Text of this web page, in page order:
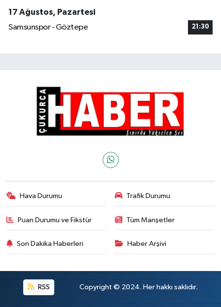
17 Ağustos, Pazartesi
Samsunspor - Göztepe
21:30
Hava Durumu Trafik Durumu
Puan Durumu ve Fikstür Tüm Manşetler
Son Dakika Haberleri Haber Arşivi
RSS Copyright © 2024. Her hakkı saklıdır.